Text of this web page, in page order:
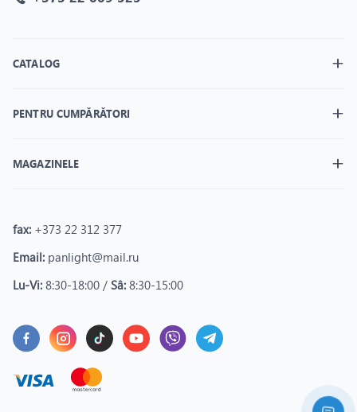
CATALOG
PENTRU CUMPĂRĂTORI
MAGAZINELE
fax: +373 22 312 377
Email: panlight@mail.ru
Lu-Vi: 8:30-18:00 / Sâ: 8:30-15:00